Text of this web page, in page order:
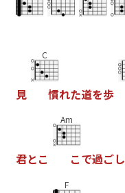
見
C
慣れた道を歩
君とこ
Am
こで過ごし
F